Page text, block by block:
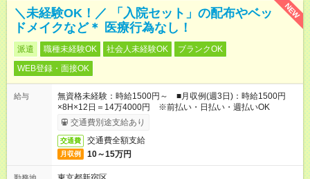
NEW
＼未経験OK！／ 「入院セット」の配布やベッ
ドメイクなど＊ 医療行為なし！
派遣 職種未経験OK 社会人未経験OK
ブランクOK
WEB登録・面接OK
給与
無資格未経験：時給1500円～ ■月収例(週3日)：時給1500円
×8H×12日＝14万4000円 ※前払い・日払い・週払いOK
交通費別途支給あり
交通費 交通費全額支給
月収例 10～15万円